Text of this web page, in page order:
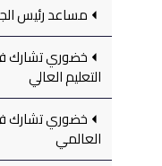
مساعد رئيس
خضوري تشارك
التعليم العالي
خضوري تشارك
العالمي